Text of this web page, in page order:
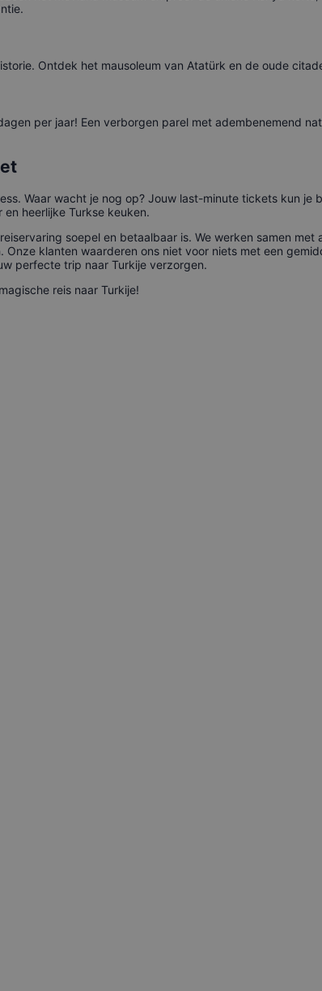
Ontdek het mausoleum van Atatürk en de oude
per jaar! Een verborgen parel met adembenemend
Waar wacht je nog op? Jouw last-minute tickets kun
heerlijke Turkse keuken.
soepel en betaalbaar is. We werken samen
Onze klanten waarderen ons niet voor niets met een
perfecte trip naar Turkije verzorgen.
reis naar Turkije!